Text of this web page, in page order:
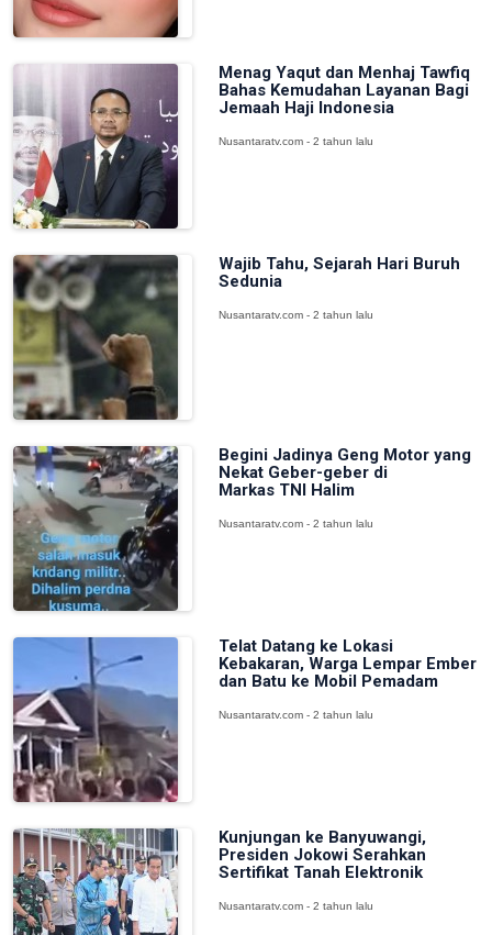
Menag Yaqut dan Menhaj Tawfiq
Bahas Kemudahan Layanan Bagi
Jemaah Haji Indonesia
Nusantaratv.com - 2 tahun lalu
Wajib Tahu, Sejarah Hari Buruh
Sedunia
Nusantaratv.com - 2 tahun lalu
Begini Jadinya Geng Motor yang
Nekat Geber-geber di
Markas TNI Halim
Nusantaratv.com - 2 tahun lalu
Telat Datang ke Lokasi
Kebakaran, Warga Lempar Ember
dan Batu ke Mobil Pemadam
Nusantaratv.com - 2 tahun lalu
Kunjungan ke Banyuwangi,
Presiden Jokowi Serahkan
Sertifikat Tanah Elektronik
Nusantaratv.com - 2 tahun lalu